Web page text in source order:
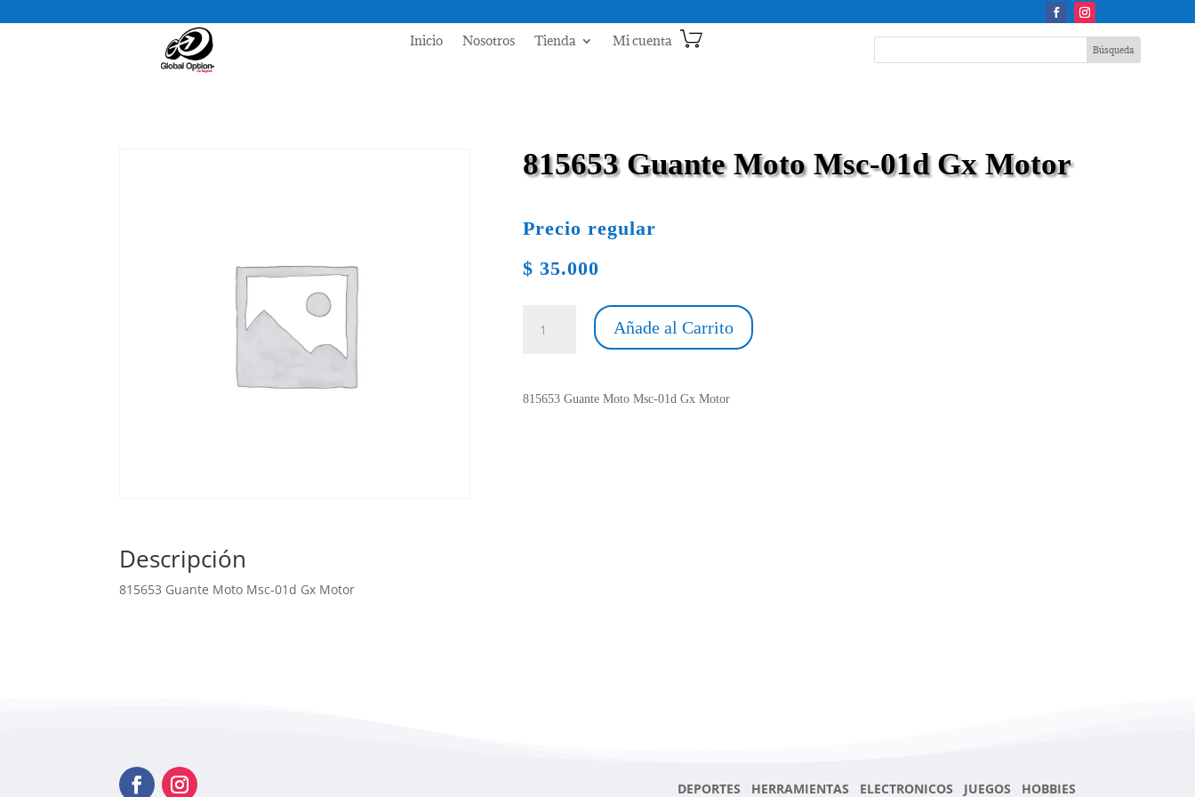
Inicio Nosotros Tienda Mi cuenta
815653 Guante Moto Msc-01d Gx Motor
Precio regular
$ 35.000
Guante
01d
Añade al Carrito
815653 Guante Moto Msc-01d Gx Motor
Descripción
815653 Guante Moto Msc-01d Gx Motor
DEPORTES HERRAMIENTAS ELECTRONICOS JUEGOS HOBBIES